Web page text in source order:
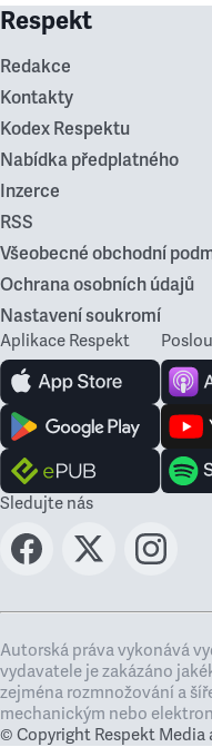
Respekt
Redakce
Kontakty
Kodex Respektu
Nabídka předplatného
Inzerce
RSS
Všeobecné obchodní
Ochrana osobních údajů
Nastavení soukromí
Aplikace Respekt
Sledujte nás
Autorská práva vykonává
vydavatele je zakázáno
zejména rozmnožování a
mechanickým nebo
© Copyright Respekt Media